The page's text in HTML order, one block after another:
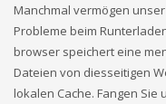
Manchmal vermögen
Probleme beim
browser speichert eine
Dateien von diesseitigen
lokalen Cache. Fangen